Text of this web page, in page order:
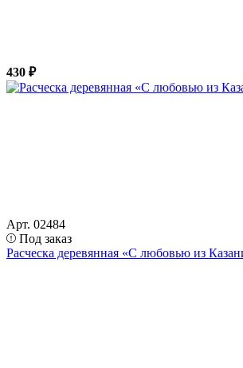
430 ₽
Арт. 02484
Под заказ
Расческа деревянная «С любовью из